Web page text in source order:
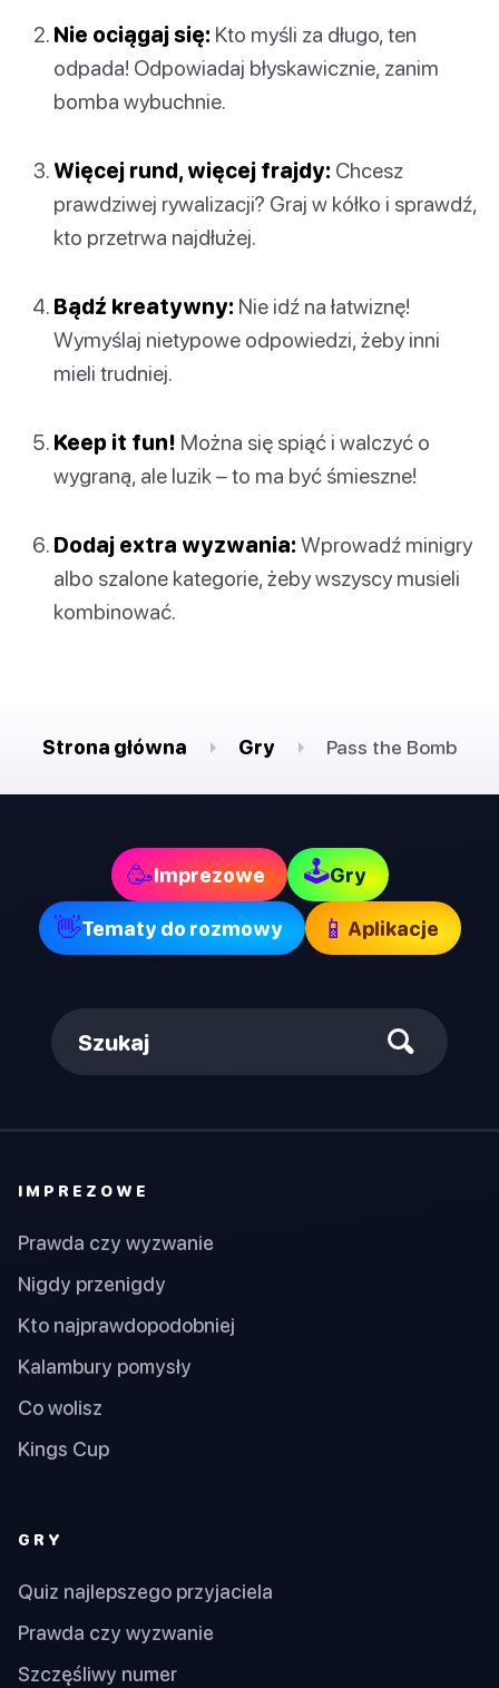
Nie ociągaj się: Kto myśli za długo, ten
odpada! Odpowiadaj błyskawicznie, zanim
bomba wybuchnie.
Więcej rund, więcej frajdy: Chcesz
prawdziwej rywalizacji? Graj w kółko i sprawdź,
kto przetrwa najdłużej.
Bądź kreatywny: Nie idź na łatwiznę!
Wymyślaj nietypowe odpowiedzi, żeby inni
mieli trudniej.
Keep it fun! Można się spiąć i walczyć o
wygraną, ale luzik – to ma być śmieszne!
Dodaj extra wyzwania: Wprowadź minigry
albo szalone kategorie, żeby wszyscy musieli
kombinować.
Strona główna Gry Pass the Bomb
🥳Imprezowe 🕹Gry
👋Tematy do rozmowy 📱 Aplikacje
Szukaj
IMPREZOWE
Prawda czy wyzwanie
Nigdy przenigdy
Kto najprawdopodobniej
Kalambury pomysły
Co wolisz
Kings Cup
GRY
Quiz najlepszego przyjaciela
Prawda czy wyzwanie
Szczęśliwy numer